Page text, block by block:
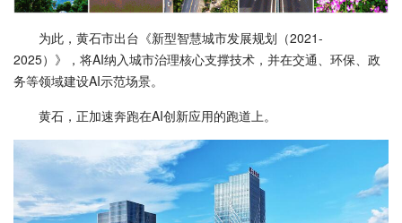
为此，黄石市出台《新型智慧城市发展规划（2021-
2025）》，将AI纳入城市治理核心支撑技术，并在交通、环保、政
务等领域建设AI示范场景。
黄石，正加速奔跑在AI创新应用的跑道上。